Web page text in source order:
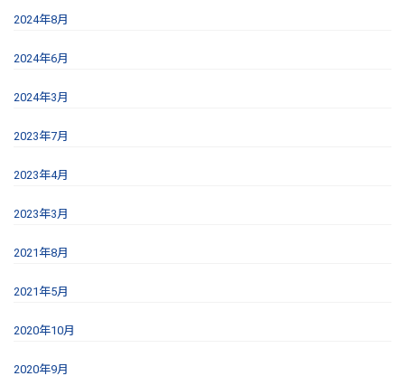
2024年8月
2024年6月
2024年3月
2023年7月
2023年4月
2023年3月
2021年8月
2021年5月
2020年10月
2020年9月